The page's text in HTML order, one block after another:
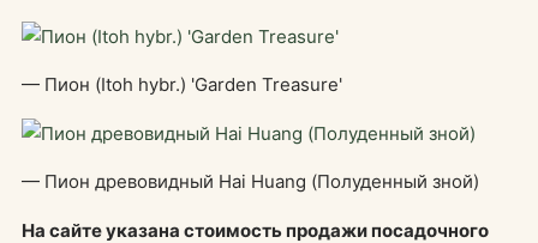
— Пион (Itoh hybr.) 'Garden Treasure'
— Пион древовидный Hai Huang (Полуденный зной)
На сайте указана стоимость продажи посадочного